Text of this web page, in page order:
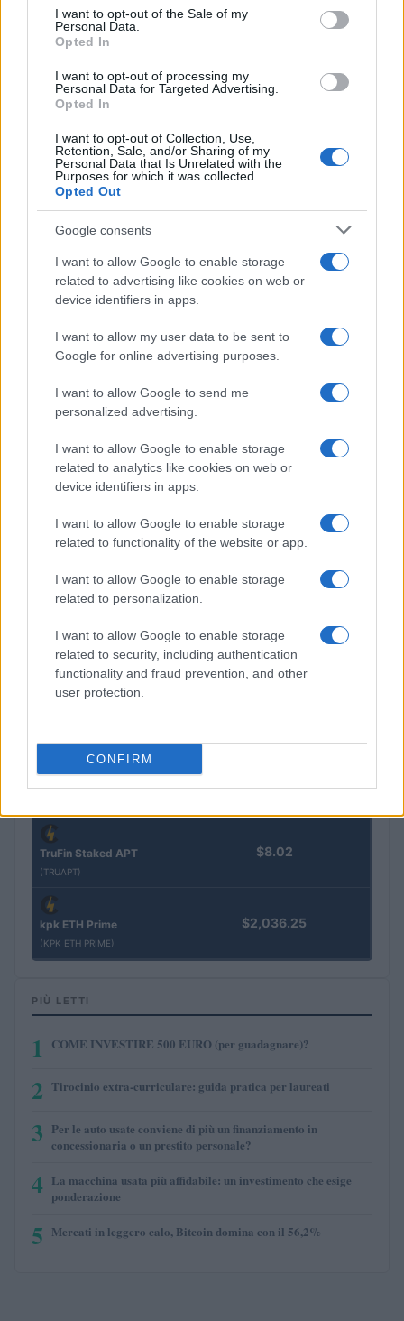
consent section.
I want to opt-out of the Sale of my
Personal Data.
Opted In
I want to opt-out of processing my
Personal Data for Targeted Advertising.
Opted In
I want to opt-out of Collection, Use,
Retention, Sale, and/or Sharing of my
Personal Data that Is Unrelated with the
Purposes for which it was collected.
Opted Out
Google consents
I want to allow Google to enable storage
related to advertising like cookies on web or
device identifiers in apps.
I want to allow my user data to be sent to
Google for online advertising purposes.
I want to allow Google to send me
personalized advertising.
I want to allow Google to enable storage
related to analytics like cookies on web or
device identifiers in apps.
I want to allow Google to enable storage
related to functionality of the website or app.
I want to allow Google to enable storage
related to personalization.
I want to allow Google to enable storage
related to security, including authentication
functionality and fraud prevention, and other
user protection.
CONFIRM
Petrolio in calo: Brent a 91,82$, ribassi a due cifre per greggio
Andrea Innocenti · 5 Ago 2026
QUOTAZIONI CRYPTO
Nome
Eureka Bridged PAX
Gold (Terra
(PAXG)
BTC
(KBTC)
$83,270.00
Steakhouse EURCV
(STEAKEURCV)
$100,000,000,000,000.00
(STINJ)
Vested XOR
(VXOR)
$3,407.11
TruFin Staked APT
(TRUAPT)
$8.02
kpk ETH Prime
(KPK ETH PRIME)
$2,036.25
PIÙ LETTI
1 COME INVESTIRE 500 EURO (per guadagnare)?
2 Tirocinio extra-curriculare: guida pratica per laureati
3 Per le auto usate conviene di più un finanziamento in
concessionaria o un prestito personale?
4 La macchina usata più affidabile: un investimento che esige
ponderazione
5 Mercati in leggero calo, Bitcoin domina con il 56,2%